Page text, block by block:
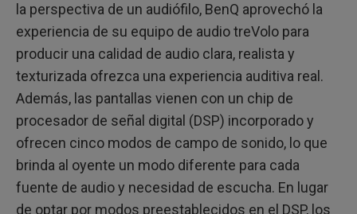
la perspectiva de un audiófilo, BenQ aprovechó la
experiencia de su equipo de audio treVolo para
producir una calidad de audio clara, realista y
texturizada ofrezca una experiencia auditiva real.
Además, las pantallas vienen con un chip de
procesador de señal digital (DSP) incorporado y
ofrecen cinco modos de campo de sonido, lo que
brinda al oyente un modo diferente para cada
fuente de audio y necesidad de escucha. En lugar
de optar por modos preestablecidos en el DSP, los